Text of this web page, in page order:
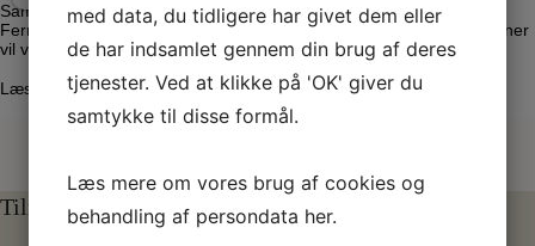
Samtidskunstudstilling med kunstner Kirstine Vaaben ‘Plantespor’
Fernisering Lørdag den 3. oktober 2026 kl. 14-16 Kurator og kunstner
vil være til…
Læs mere
Tilmeld dig vores nyhedsbrev
med data, du tidligere har givet dem eller
de har indsamlet gennem din brug af deres
tjenester. Ved at klikke på 'OK' giver du
samtykke til disse formål.
Læs mere om vores brug af cookies og
behandling af persondata her.